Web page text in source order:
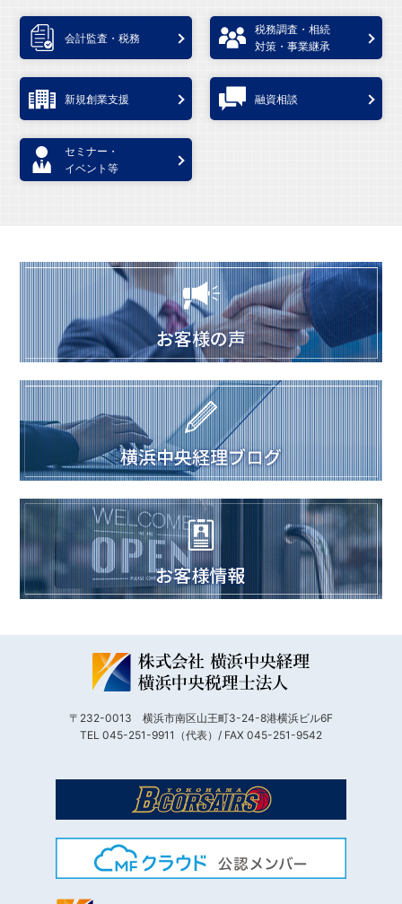
会計監査・税務
税務調査・相続
対策・事業継承
新規創業支援 融資相談
セミナー・
イベント等
〒232-0013 横浜市南区山王町3-24-8港横浜ビル6F
TEL 045-251-9911（代表）/ FAX 045-251-9542